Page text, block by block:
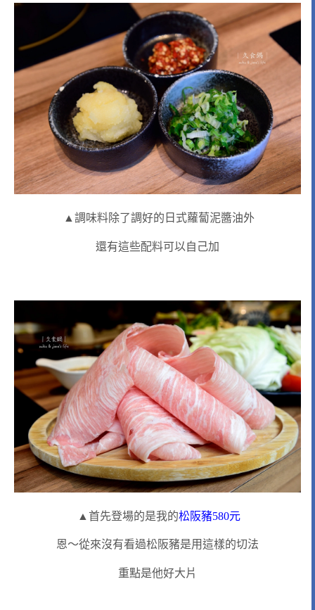
▲調味料除了調好的日式蘿蔔泥醬油外
還有這些配料可以自己加
▲首先登場的是我的松阪豬580元
恩～從來沒有看過松阪豬是用這樣的切法
重點是他好大片